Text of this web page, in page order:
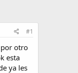
#1
otro
esta
ya les